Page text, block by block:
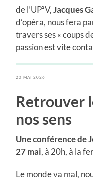
de l’UP²V,Jacques
d’opéra, nous fera
travers ses « coups
passion est vite
20 MAI 2026
Retrouver
nos sens
Une conférence de
27 mai, à 20h, à la
Le monde va mal,